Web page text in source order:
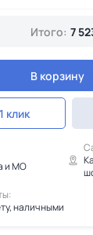
Итого: 7
В корзину
клик
и МО
наличными